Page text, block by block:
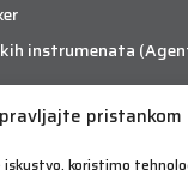
pristankom
iskustvo, koristimo
instrumenata